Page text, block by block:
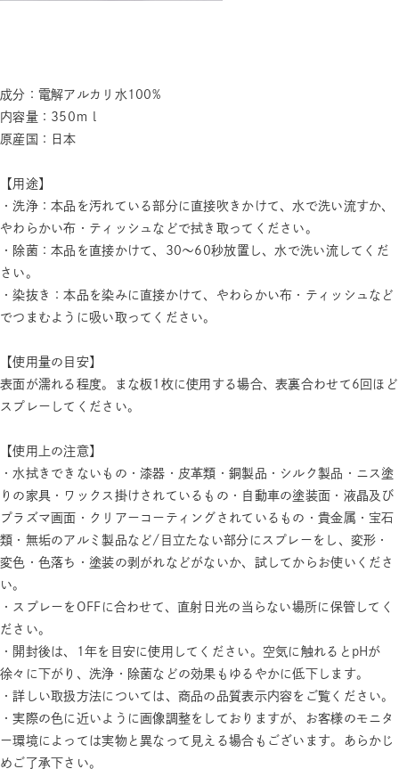
成分：電解アルカリ水100%
内容量：350ｍｌ
原産国：日本
【用途】
・洗浄：本品を汚れている部分に直接吹きかけて、水で洗い流すか、
やわらかい布・ティッシュなどで拭き取ってください。
・除菌：本品を直接かけて、30～60秒放置し、水で洗い流してくだ
さい。
・染抜き：本品を染みに直接かけて、やわらかい布・ティッシュなど
でつまむように吸い取ってください。
【使用量の目安】
表面が濡れる程度。まな板1枚に使用する場合、表裏合わせて6回ほど
スプレーしてください。
【使用上の注意】
・水拭きできないもの・漆器・皮革類・銅製品・シルク製品・ニス塗
りの家具・ワックス掛けされているもの・自動車の塗装面・液晶及び
プラズマ画面・クリアーコーティングされているもの・貴金属・宝石
類・無垢のアルミ製品など/目立たない部分にスプレーをし、変形・
変色・色落ち・塗装の剥がれなどがないか、試してからお使いくださ
い。
・スプレーをOFFに合わせて、直射日光の当らない場所に保管してく
ださい。
・開封後は、1年を目安に使用してください。空気に触れるとpHが
徐々に下がり、洗浄・除菌などの効果もゆるやかに低下します。
・詳しい取扱方法については、商品の品質表示内容をご覧ください。
・実際の色に近いように画像調整をしておりますが、お客様のモニタ
ー環境によっては実物と異なって見える場合もございます。あらかじ
めご了承下さい。